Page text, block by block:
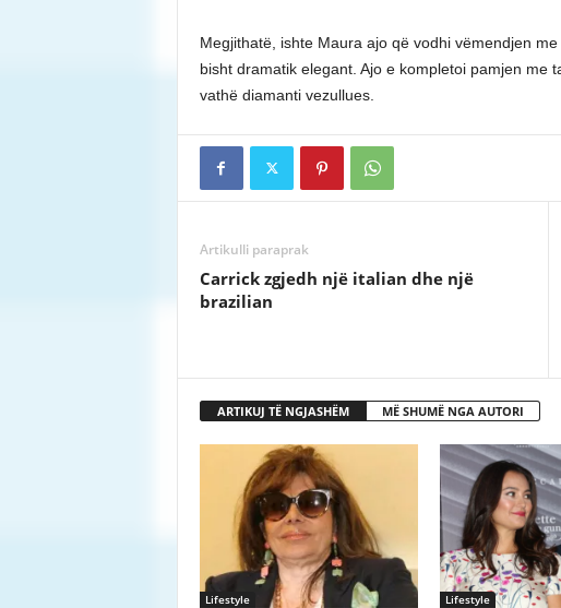
Megjithatë, ishte Maura ajo që vodhi vëmendjen
bisht dramatik elegant. Ajo e kompletoi pamjen me
vathë diamanti vezullues.
Artikulli paraprak
Carrick zgjedh një italian dhe një
brazilian
ARTIKUJ TË NGJASHËM MË SHUMË NGA AUTORI
Lifestyle Lifestyle